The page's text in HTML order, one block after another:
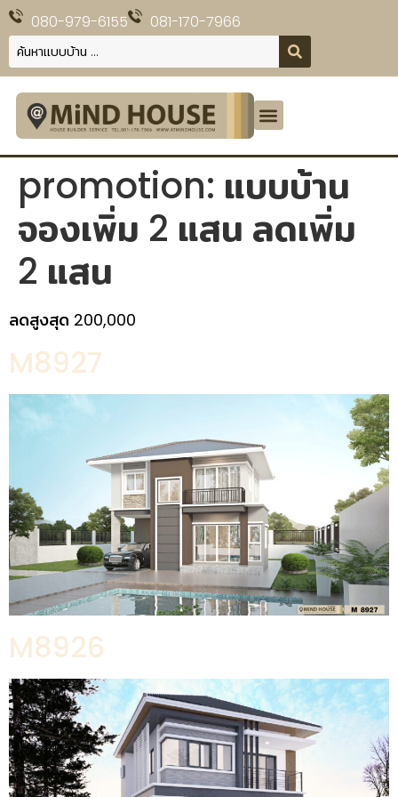
080-979-6155 081-170-7966
promotion: แบบบ้าน
จองเพิ่ม 2 แสน ลดเพิ่ม
2 แสน
ลดสูงสุด 200,000
M8927
M8926